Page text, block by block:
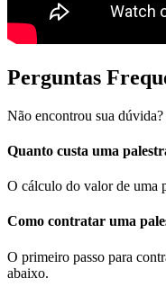
Perguntas
Não encontrou sua
Quanto custa uma
O cálculo do valor de uma
Como contratar uma
O primeiro passo para
abaixo.